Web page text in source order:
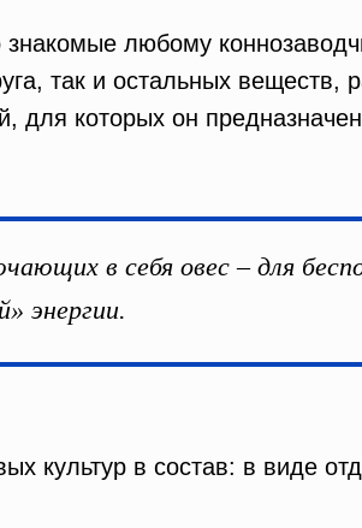
любому
так и остальных веществ,
для которых он
в себя овес – для
энергии.
культур в состав: в виде